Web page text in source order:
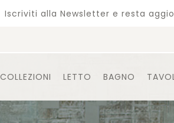
Iscriviti alla Newsletter e resta
COLLEZIONI LETTO BAGNO